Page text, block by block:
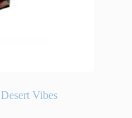
Vibes